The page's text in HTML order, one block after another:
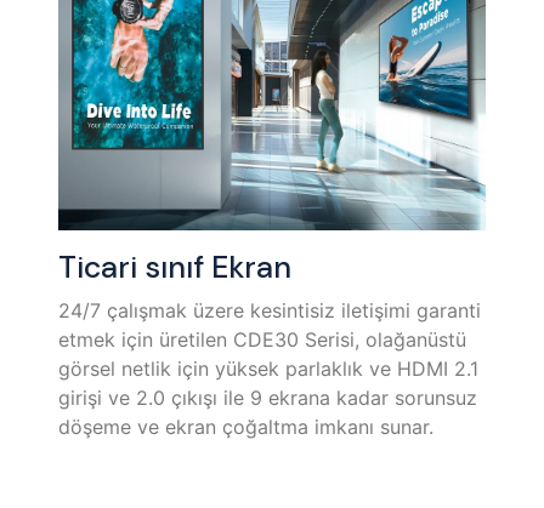
Ticari sınıf Ekran
24/7 çalışmak üzere kesintisiz iletişimi garanti
etmek için üretilen CDE30 Serisi, olağanüstü
görsel netlik için yüksek parlaklık ve HDMI 2.1
girişi ve 2.0 çıkışı ile 9 ekrana kadar sorunsuz
döşeme ve ekran çoğaltma imkanı sunar.